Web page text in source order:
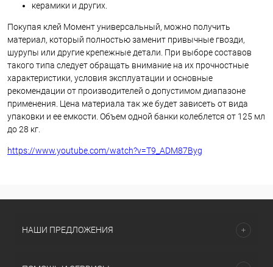
керамики и других.
Покупая клей Момент универсальный, можно получить
материал, который полностью заменит привычные гвозди,
шурупы или другие крепежные детали. При выборе составов
такого типа следует обращать внимание на их прочностные
характеристики, условия эксплуатации и основные
рекомендации от производителей о допустимом диапазоне
применения. Цена материала так же будет зависеть от вида
упаковки и ее емкости. Объем одной банки колеблется от 125 мл
до 28 кг.
https://www.youtube.com/watch?v=T9_ADM87Byg
НАШИ ПРЕДЛОЖЕНИЯ